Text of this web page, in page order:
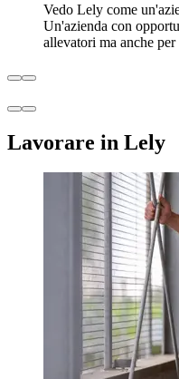
Vedo Lely come
Un'azienda con
allevatori ma anche
Lavorare in Lely